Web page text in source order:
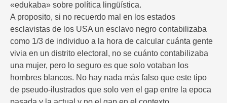
«edukaba» sobre política lingüística.
A proposito, si no recuerdo mal en los estados
esclavistas de los USA un esclavo negro contabilizaba
como 1/3 de individuo a la hora de calcular cuánta gente
vivia en un distrito electoral, no se cuánto contabilizaba
una mujer, pero lo seguro es que solo votaban los
hombres blancos. No hay nada más falso que este tipo
de pseudo-ilustrados que solo ven el gap entre la epoca